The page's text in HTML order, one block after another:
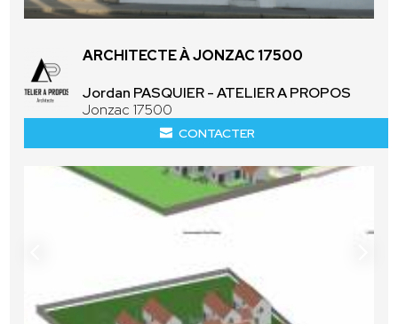
ARCHITECTE À JONZAC 17500
Jordan PASQUIER - ATELIER A PROPOS
Jonzac 17500
CONTACTER